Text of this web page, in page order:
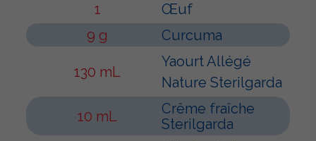
1
Œuf
9 g
Curcuma
130 mL
Yaourt Allégé
Nature Sterilgarda
10 mL
Crême fraîche
Sterilgarda